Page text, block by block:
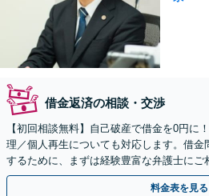
借金返済の相談・交渉
【初回相談無料】自己破産で借金を0円に
理／個人再生についても対応します。借金
するために、まずは経験豊富な弁護士にご
分】
料金表を見る